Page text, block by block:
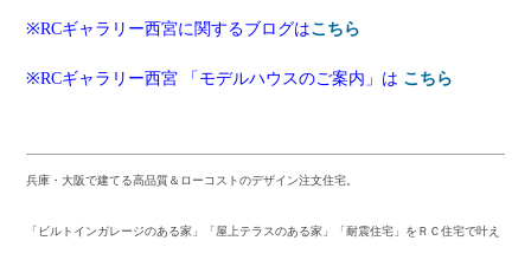
※RCギャラリー西宮に関するブログはこちら
※RCギャラリー西宮 「モデルハウスのご案内」は こちら
兵庫・大阪で建てる高品質＆ローコストのデザイン注文住宅。
「ビルトインガレージのある家」「屋上テラスのある家」「耐震住宅」をＲＣ住宅で叶え